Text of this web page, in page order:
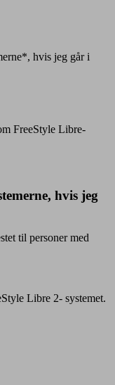
hvis jeg går i
FreeStyle Libre-
hvis jeg
til personer med
Libre 2- systemet.